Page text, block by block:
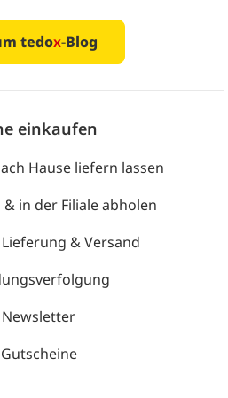
tedox-Blog
einkaufen
Hause liefern lassen
& in der Filiale abholen
& Versand
Newsletter
Gutscheine